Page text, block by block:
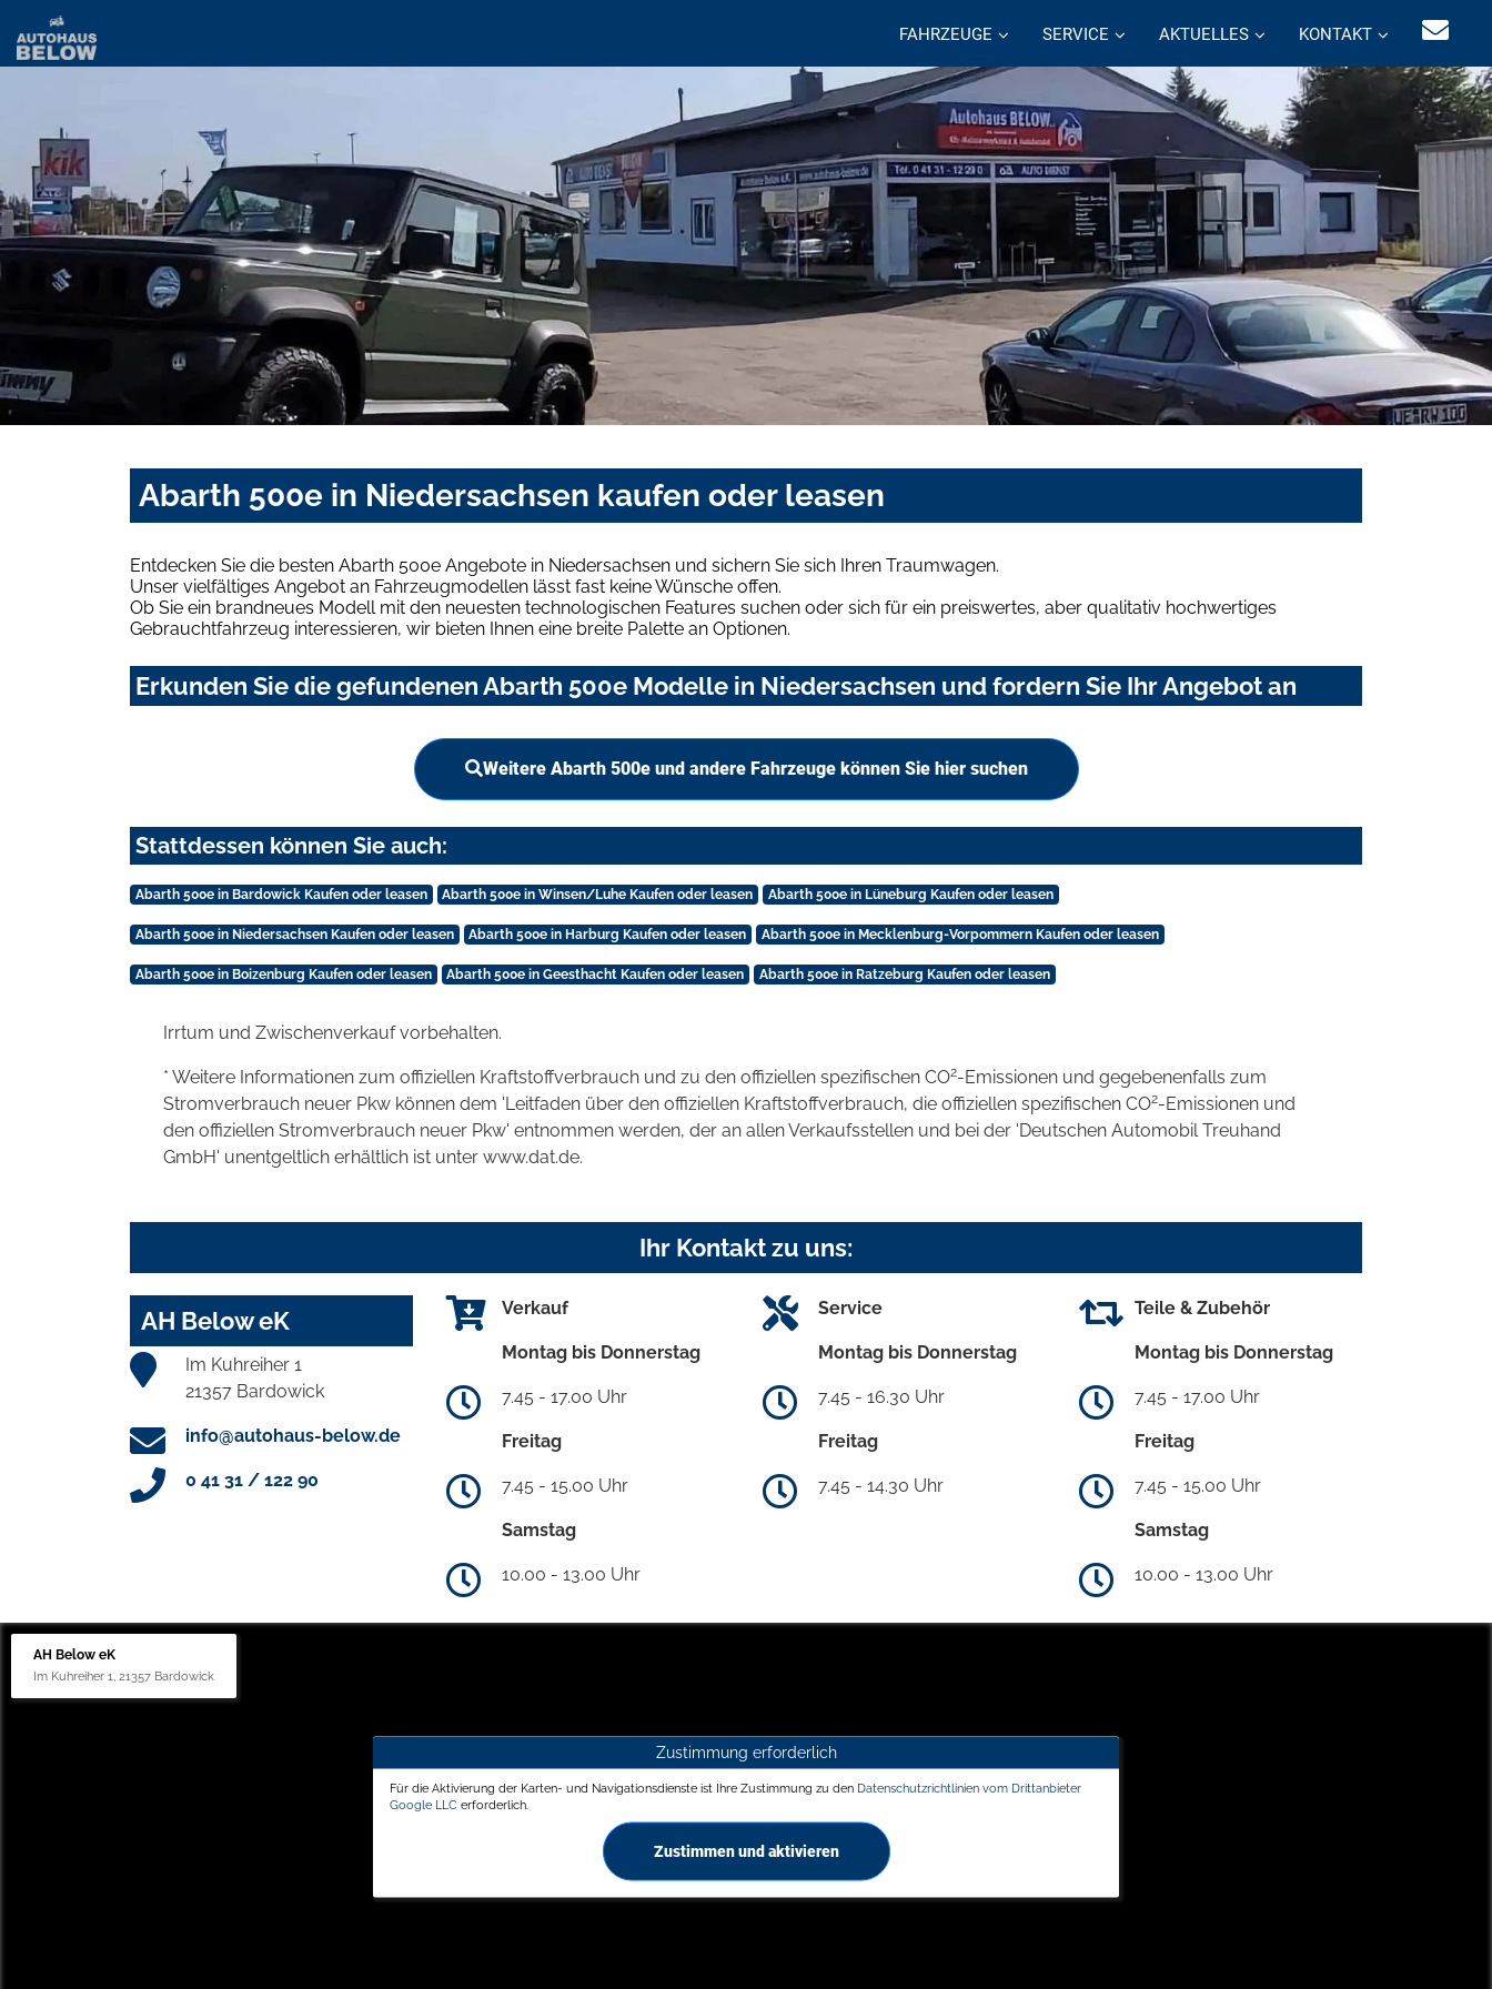
FAHRZEUGE SERVICE AKTUELLES KONTAKT
Abarth 500e in Niedersachsen kaufen oder leasen
Entdecken Sie die besten Abarth 500e Angebote in Niedersachsen und sichern Sie sich Ihren Traumwagen.
Unser vielfältiges Angebot an Fahrzeugmodellen lässt fast keine Wünsche offen.
Ob Sie ein brandneues Modell mit den neuesten technologischen Features suchen oder sich für ein preiswertes, aber qualitativ hochwertiges
Gebrauchtfahrzeug interessieren, wir bieten Ihnen eine breite Palette an Optionen.
Erkunden Sie die gefundenen Abarth 500e Modelle in Niedersachsen und fordern Sie Ihr Angebot an
Weitere Abarth 500e und andere Fahrzeuge können Sie hier suchen
Stattdessen können Sie auch:
Abarth 500e in Bardowick Kaufen oder leasen Abarth 500e in Winsen/Luhe Kaufen oder leasen Abarth 500e in Lüneburg Kaufen oder leasen
Abarth 500e in Niedersachsen Kaufen oder leasen Abarth 500e in Harburg Kaufen oder leasen Abarth 500e in Mecklenburg-Vorpommern Kaufen oder leasen
Abarth 500e in Boizenburg Kaufen oder leasen Abarth 500e in Geesthacht Kaufen oder leasen Abarth 500e in Ratzeburg Kaufen oder leasen
Irrtum und Zwischenverkauf vorbehalten.
* Weitere Informationen zum offiziellen Kraftstoffverbrauch und zu den offiziellen spezifischen CO2-Emissionen und gegebenenfalls zum
Stromverbrauch neuer Pkw können dem 'Leitfaden über den offiziellen Kraftstoffverbrauch, die offiziellen spezifischen CO2-Emissionen und
den offiziellen Stromverbrauch neuer Pkw' entnommen werden, der an allen Verkaufsstellen und bei der 'Deutschen Automobil Treuhand
GmbH' unentgeltlich erhältlich ist unter www.dat.de.
Ihr Kontakt zu uns:
AH Below eK
Im Kuhreiher 1
21357 Bardowick
info@autohaus-below.de
0 41 31 / 122 90
Verkauf
Montag bis Donnerstag
7.45 - 17.00 Uhr
Freitag
7.45 - 15.00 Uhr
Samstag
10.00 - 13.00 Uhr
Service
Montag bis Donnerstag
7.45 - 16.30 Uhr
Freitag
7.45 - 14.30 Uhr
Teile & Zubehör
Montag bis Donnerstag
7.45 - 17.00 Uhr
Freitag
7.45 - 15.00 Uhr
Samstag
10.00 - 13.00 Uhr
AH Below eK
Im Kuhreiher 1, 21357 Bardowick
Zustimmung erforderlich
Für die Aktivierung der Karten- und Navigationsdienste ist Ihre Zustimmung zu den Datenschutzrichtlinien vom Drittanbieter
Google LLC erforderlich.
Zustimmen und aktivieren